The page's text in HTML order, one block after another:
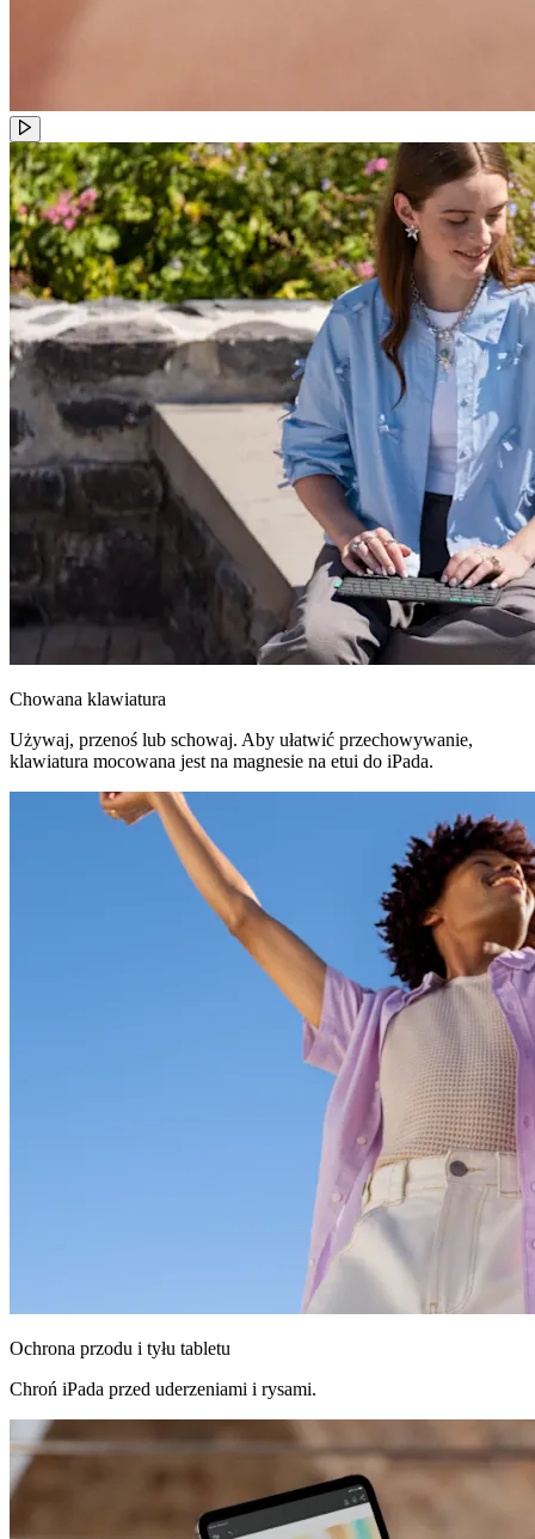
Chowana klawiatura
Używaj, przenoś lub schowaj. Aby ułatwić przechowywanie,
klawiatura mocowana jest na magnesie na etui do iPada.
Ochrona przodu i tyłu tabletu
Chroń iPada przed uderzeniami i rysami.